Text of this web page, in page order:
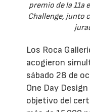
premio de la 11a
Challenge, junto
Los Roca
acogieron
sábado 28 de
One Day
objetivo del